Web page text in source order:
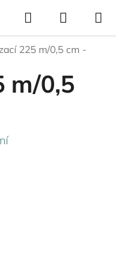
Hledat
KOŠÍK
225 m/0,5 cm -
m/0,5